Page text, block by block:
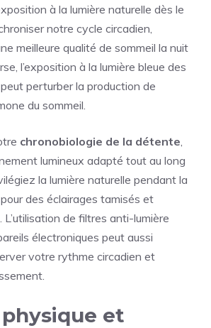
à la lumière naturelle dès le
notre cycle circadien,
meilleure qualité de sommeil la nuit
l’exposition à la lumière bleue des
perturber la production de
du sommeil.
chronobiologie de la détente,
lumineux adapté tout au long
la lumière naturelle pendant la
des éclairages tamisés et
L’utilisation de filtres anti-lumière
électroniques peut aussi
votre rythme circadien et
et